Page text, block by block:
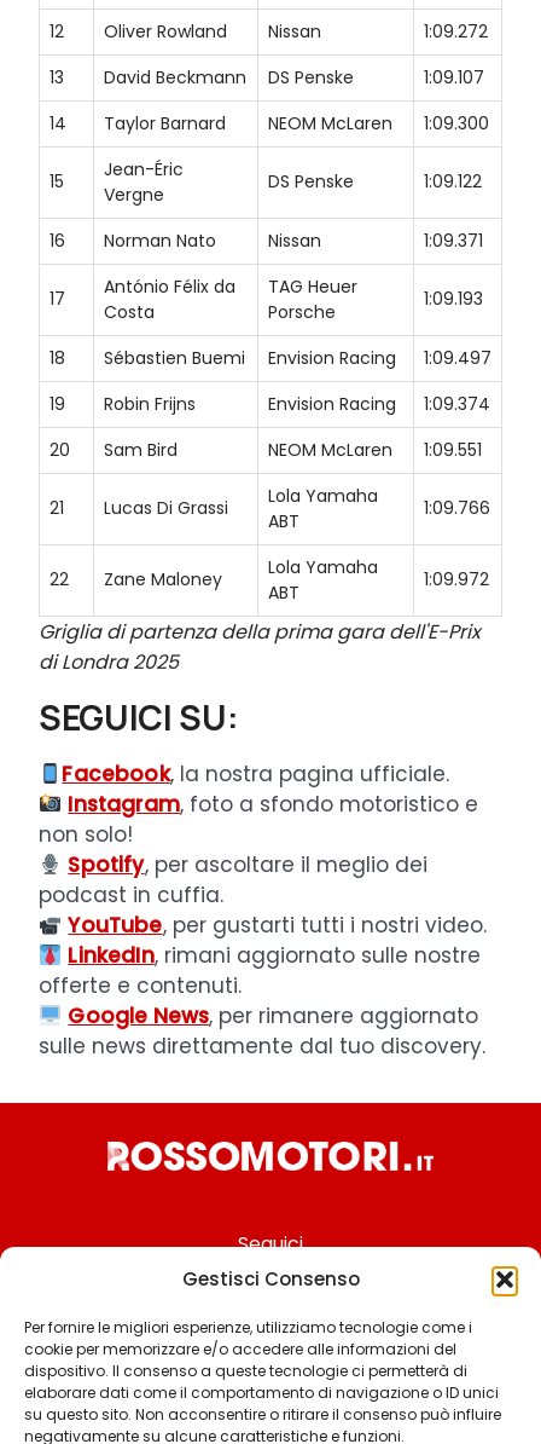
Gestisci Consenso
Per fornire le migliori esperienze, utilizziamo tecnologie come i
cookie per memorizzare e/o accedere alle informazioni del
dispositivo. Il consenso a queste tecnologie ci permetterà di
elaborare dati come il comportamento di navigazione o ID unici
su questo sito. Non acconsentire o ritirare il consenso può influire
negativamente su alcune caratteristiche e funzioni.
12
Oliver Rowland Nissan
1:09.272
13
David Beckmann DS Penske
1:09.107
14
Taylor Barnard NEOM McLaren 1:09.300
15
Jean-Éric
Vergne
DS Penske 1:09.122
16 Norman Nato Nissan 1:09.371
17
António Félix da
Costa
TAG Heuer
Porsche
1:09.193
18 Sébastien Buemi Envision Racing
1:09.497
19
Robin Frijns Envision Racing
1:09.374
20
Sam Bird NEOM McLaren 1:09.551
21 Lucas Di Grassi
Lola Yamaha
ABT
1:09.766
22 Zane Maloney
Lola Yamaha
ABT
1:09.972
Griglia di partenza della prima gara dell'E-Prix
di Londra 2025
SEGUICI SU:
Facebook, la nostra pagina ufficiale.
Instagram, foto a sfondo motoristico e
non solo!
Spotify, per ascoltare il meglio dei
podcast in cuffia.
YouTube, per gustarti tutti i nostri video.
LinkedIn, rimani aggiornato sulle nostre
offerte e contenuti.
Google News, per rimanere aggiornato
sulle news direttamente dal tuo discovery.
Seguici
Chi siamo
Contattaci